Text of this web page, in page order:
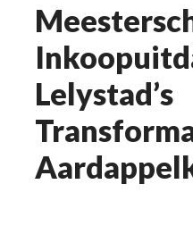
Lelystad’s